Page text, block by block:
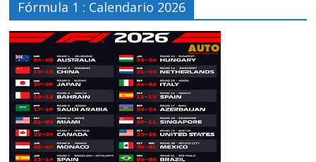
Fórmula 1 : Calendario 2026